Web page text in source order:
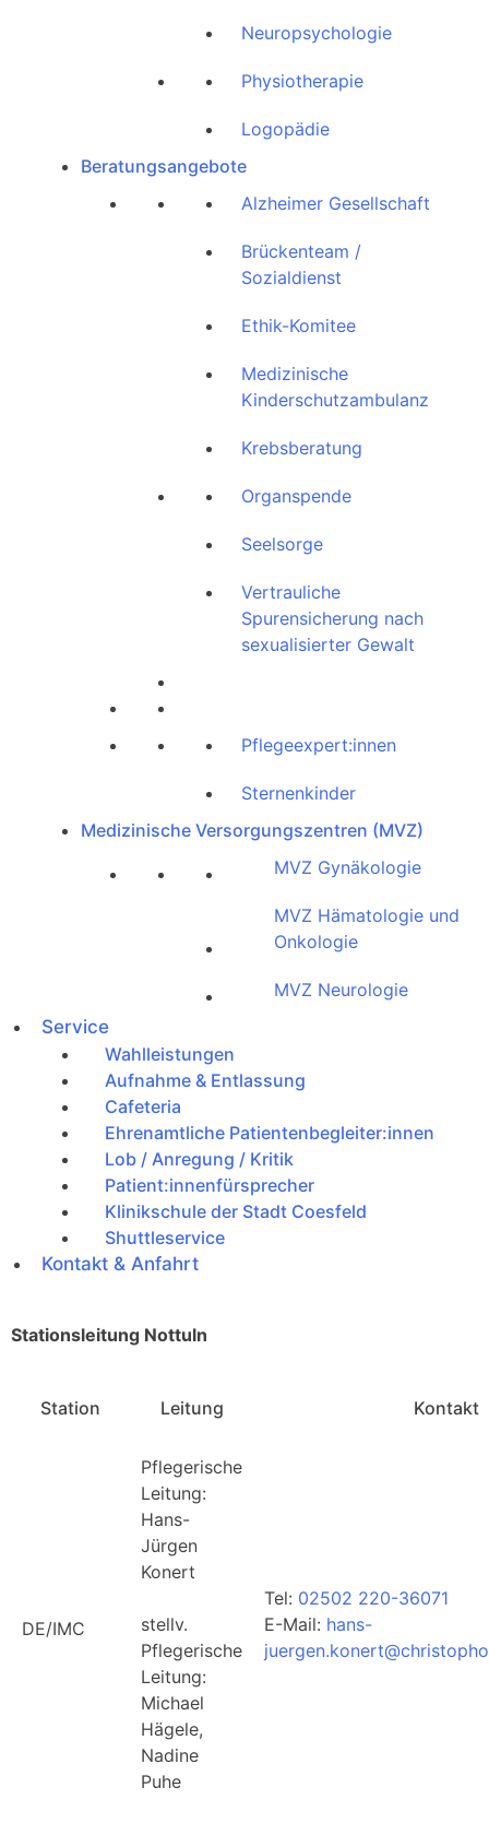
Neuropsychologie
Physiotherapie
Logopädie
Beratungsangebote
Alzheimer Gesellschaft
Brückenteam /
Sozialdienst
Ethik-Komitee
Medizinische
Kinderschutzambulanz
Krebsberatung
Organspende
Seelsorge
Vertrauliche
Spurensicherung nach
sexualisierter Gewalt
Pflegeexpert:innen
Sternenkinder
Medizinische Versorgungszentren (MVZ)
MVZ Gynäkologie
MVZ Hämatologie und
Onkologie
MVZ Neurologie
Service
Wahlleistungen
Aufnahme & Entlassung
Cafeteria
Ehrenamtliche Patientenbegleiter:innen
Lob / Anregung / Kritik
Patient:innenfürsprecher
Klinikschule der Stadt Coesfeld
Shuttleservice
Kontakt & Anfahrt
Stationsleitung Nottuln
Station Leitung Kontakt
DE/IMC
Pflegerische
Leitung:
Hans-
Jürgen
Konert
stellv.
Pflegerische
Leitung:
Michael
Hägele,
Nadine
Puhe
Tel: 02502 220-36071
E-Mail: hans-